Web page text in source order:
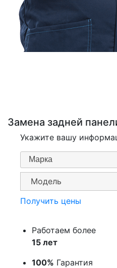
Замена задней
Укажите вашу
Марка
Получить цены
Работаем более
15 лет
100% Гарантия